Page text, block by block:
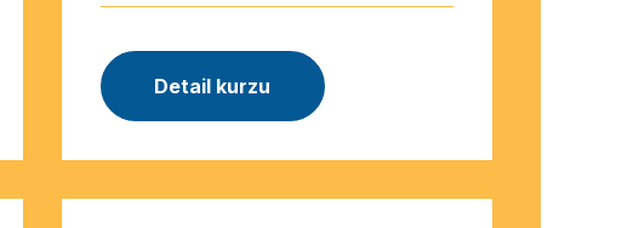
Detail kurzu